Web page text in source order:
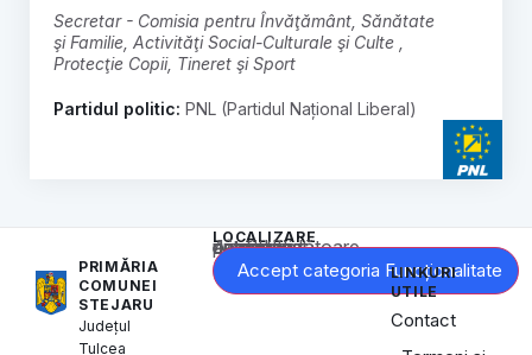
secretar - Comisia pentru Învăţământ, Sănătate
şi Familie, Activităţi Social-Culturale şi Culte ,
Protecţie Copii, Tineret şi Sport
Partidul politic: PNL (Partidul Național Liberal)
PRIMĂRIA
COMUNEI
STEJARU
Județul
Tulcea
LOCALIZARE
Acest conținut este blocat până când acceptați categoria corespunzătoare de cookie-uri.
Accept categoria Funcționalitate
LINKURI
UTILE
Contact